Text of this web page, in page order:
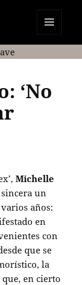
WIDGETS
‘No
Michelle
un
años:
en
con
que se
la
en cierto